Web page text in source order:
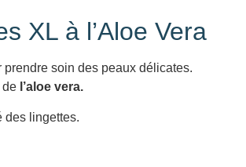
XL à l’Aloe Vera
soin des peaux délicates.
de l’aloe vera.
des lingettes.